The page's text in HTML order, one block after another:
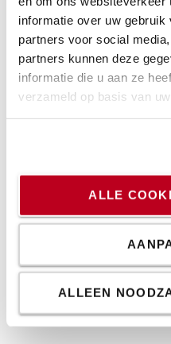
informatie over uw
partners voor social
partners kunnen deze
informatie die u aan ze
verzameld op basis van
ALLE
ALLEEN
BT Tyro 1t met
Beste keuze voor
4 399 €
ONLINE KOPEN